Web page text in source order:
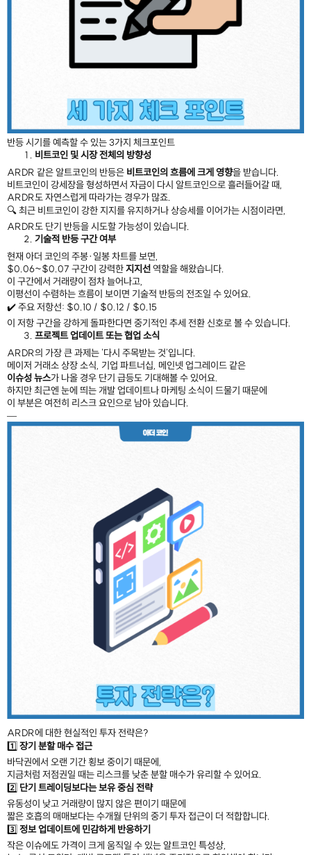
반등 시기를 예측할 수 있는 3가지 체크포인트
비트코인 및 시장 전체의 방향성
ARDR 같은 알트코인의 반등은 비트코인의 흐름에 크게 영향을 받습니다.
비트코인이 강세장을 형성하면서 자금이 다시 알트코인으로 흘러들어갈 때,
ARDR도 자연스럽게 따라가는 경우가 많죠.
🔍 최근 비트코인이 강한 지지를 유지하거나 상승세를 이어가는 시점이라면,
ARDR도 단기 반등을 시도할 가능성이 있습니다.
기술적 반등 구간 여부
현재 아더 코인의 주봉·일봉 차트를 보면,
$0.06~$0.07 구간이 강력한지지선역할을 해왔습니다.
이 구간에서 거래량이 점차 늘어나고,
이평선이 수렴하는 흐름이 보이면 기술적 반등의 전조일 수 있어요.
✔️ 주요 저항선: $0.10 / $0.12 / $0.15
이 저항 구간을 강하게 돌파한다면 중기적인 추세 전환 신호로 볼 수 있습니다.
프로젝트 업데이트 또는 협업 소식
ARDR의 가장 큰 과제는 '다시 주목받는 것'입니다.
메이저 거래소 상장 소식, 기업 파트너십, 메인넷 업그레이드 같은
이슈성 뉴스가 나올 경우 단기 급등도 기대해볼 수 있어요.
하지만 최근엔 눈에 띄는 개발 업데이트나 마케팅 소식이 드물기 때문에
이 부분은 여전히 리스크 요인으로 남아 있습니다.
—
ARDR에 대한 현실적인 투자 전략은?
1️⃣ 장기 분할 매수 접근
바닥권에서 오랜 기간 횡보 중이기 때문에,
지금처럼 저점권일 때는 리스크를 낮춘 분할 매수가 유리할 수 있어요.
2️⃣ 단기 트레이딩보다는 보유 중심 전략
유동성이 낮고 거래량이 많지 않은 편이기 때문에
짧은 호흡의 매매보다는 수개월 단위의 중기 투자 접근이 더 적합합니다.
3️⃣ 정보 업데이트에 민감하게 반응하기
작은 이슈에도 가격이 크게 움직일 수 있는 알트코인 특성상,